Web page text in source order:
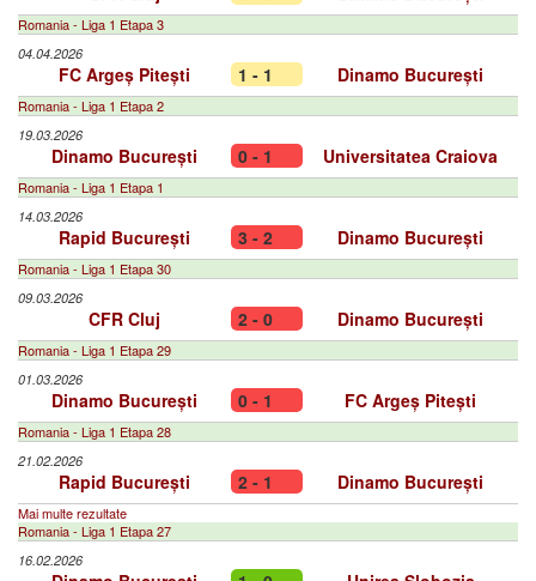
Romania - Liga 1 Etapa 3
04.04.2026
FC Argeș Pitești 1 - 1 Dinamo București
Romania - Liga 1 Etapa 2
19.03.2026
Dinamo București 0 - 1 Universitatea Craiova
Romania - Liga 1 Etapa 1
14.03.2026
Rapid București 3 - 2 Dinamo București
Romania - Liga 1 Etapa 30
09.03.2026
CFR Cluj 2 - 0 Dinamo București
Romania - Liga 1 Etapa 29
01.03.2026
Dinamo București 0 - 1 FC Argeș Pitești
Romania - Liga 1 Etapa 28
21.02.2026
Rapid București 2 - 1 Dinamo București
Mai multe rezultate
Romania - Liga 1 Etapa 27
16.02.2026